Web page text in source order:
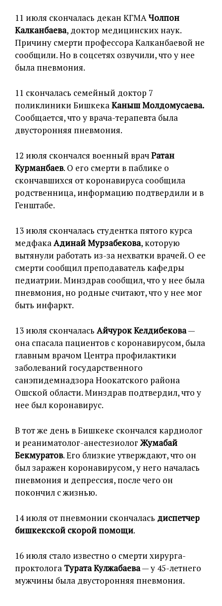
11 июля скончалась декан КГМАЧолпон
Калканбаева, доктор медицинских наук.
Причину смерти профессора Калканбаевой не
сообщили. Но в соцсетях озвучили, что у нее
была пневмония.
11 скончалась семейный доктор 7
поликлиники БишкекаКаныш Молдомусаева.
Сообщается, что у врача-терапевта была
двусторонняя пневмония.
12 июля скончался военный врачРатан
Курманбаев. О его смерти в паблике о
скончавшихся от коронавируса сообщила
родственница, информацию подтвердили и в
Генштабе.
13 июля скончалась студентка пятого курса
медфакаАдинай Мурзабекова, которую
вытянули работать из-за нехватки врачей. О ее
смерти сообщил преподаватель кафедры
педиатрии. Минздрав сообщил, что у нее была
пневмония, но родные считают, что у нее мог
быть инфаркт.
13 июля скончалась Айчурок Келдибекова—
она спасала пациентов с коронавирусом, была
главным врачом Центра профилактики
заболеваний государственного
санэпидемнадзора Ноокатского района
Ошской области. Минздрав подтвердил, что у
нее был коронавирус.
В тот же день в Бишкеке скончался кардиолог
и реаниматолог-анестезиологЖумабай
Бекмуратов. Его близкие утверждают, что он
был заражен коронавирусом, у него началась
пневмония и депрессия, после чего он
покончил с жизнью.
14 июля от пневмонии скончалась диспетчер
бишкекской скорой помощи.
16 июля стало известно о смерти хирурга-
проктолога Турата Кулжабаева— у 45-летнего
мужчины была двусторонняя пневмония.